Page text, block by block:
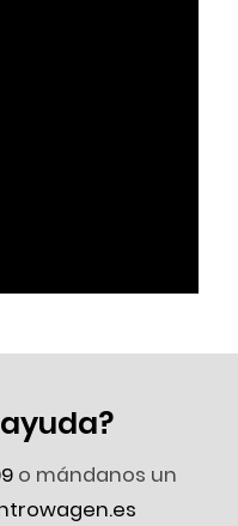
o mándanos un